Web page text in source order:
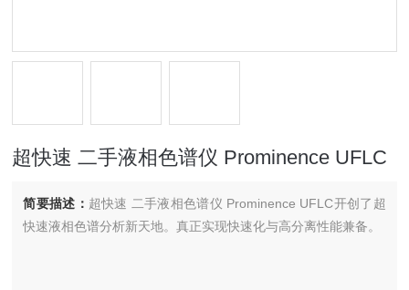
超快速 二手液相色谱仪 Prominence UFLC
简要描述： 超快速 二手液相色谱仪 Prominence UFLC开创了超
快速液相色谱分析新天地。真正实现快速化与高分离性能兼备。